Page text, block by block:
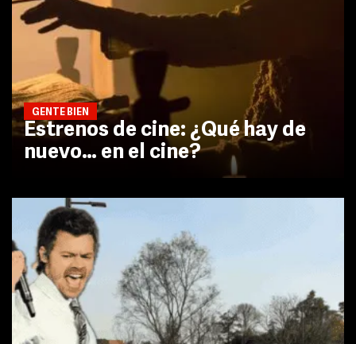
GENTE BIEN
Estrenos de cine: ¿Qué hay de
nuevo… en el cine?